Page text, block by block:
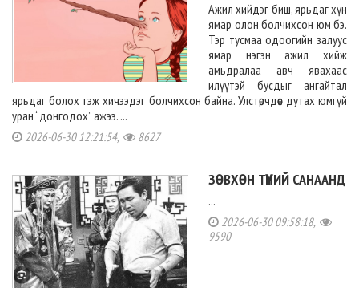
Ажил хийдэг биш, ярьдаг хүн
ямар олон болчихсон юм бэ.
Тэр тусмаа одоогийн залуус
ямар нэгэн ажил хийж
амьдралаа авч явахаас
илүүтэй бусдыг ангайтал
ярьдаг болох гэж хичээдэг болчихсон байна. Улстөрчдөөс дутах юмгүй
уран “донгодох” ажээ. ...
2026-06-30 12:21:54, 8627
ЗӨВХӨН ТҮҮНИЙ САНААНД
...
2026-06-30 09:58:18,
9590